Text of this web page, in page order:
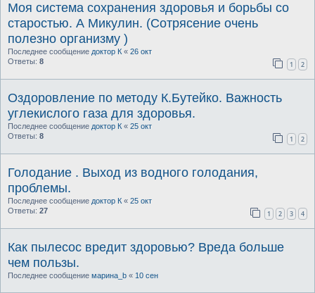
Моя система сохранения здоровья и борьбы со
старостью. А Микулин. (Сотрясение очень
полезно организму )
Последнее сообщение доктор К « 26 окт
Ответы: 8 1 2
Оздоровление по методу К.Бутейко. Важность
углекислого газа для здоровья.
Последнее сообщение доктор К « 25 окт
Ответы: 8 1 2
Голодание . Выход из водного голодания,
проблемы.
Последнее сообщение доктор К « 25 окт
Ответы: 27 1 2 3 4
Как пылесос вредит здоровью? Вреда больше
чем пользы.
Последнее сообщение марина_b « 10 сен